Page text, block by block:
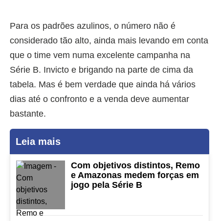
Para os padrões azulinos, o número não é
considerado tão alto, ainda mais levando em conta
que o time vem numa excelente campanha na
Série B. Invicto e brigando na parte de cima da
tabela. Mas é bem verdade que ainda há vários
dias até o confronto e a venda deve aumentar
bastante.
Leia mais
Com objetivos distintos, Remo
e Amazonas medem forças em
jogo pela Série B